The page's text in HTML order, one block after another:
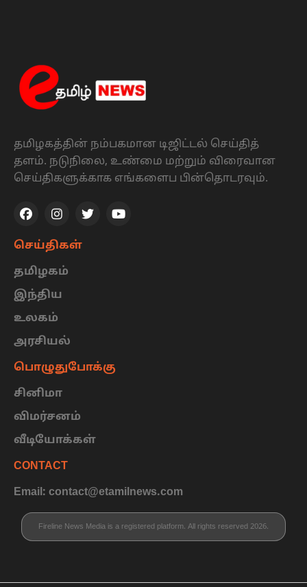
தமிழகத்தின் நம்பகமான டிஜிட்டல் செய்தித்
தளம். நடுநிலை, உண்மை மற்றும் விரைவான
செய்திகளுக்காக எங்களைப பின்தொடரவும்.
செய்திகள்
தமிழகம்
இந்திய
உலகம்
அரசியல்
பொழுதுபோக்கு
சினிமா
விமர்சனம்
வீடியோக்கள்
CONTACT
Email: contact@etamilnews.com
Fireline News Media is a registered platform. All rights reserved 2026.